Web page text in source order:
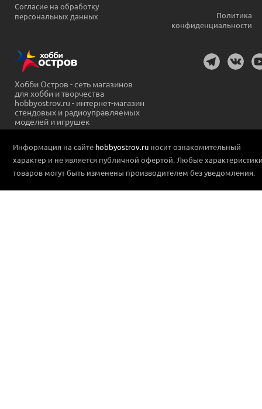
Согласие на обработку
персональных данных
Политика
конфиденциальности
Хобби Остров - сеть магазинов
для хобби и творчества
hobbyostrov.ru - интернет-магазин
стендовых и радиоуправляемых
моделей и игрушек
Информация на сайте hobbyostrov.ru носит ознакомительный
характер и не является публичной офертой. Любые
товаров могут быть изменены производителем без уведомления.